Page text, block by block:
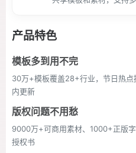
产品特色
模板多到用不完
30万+模板覆盖28+行业，节日热
内更新
版权问题不用愁
9000万+可商用素材、1000+正版
授权书